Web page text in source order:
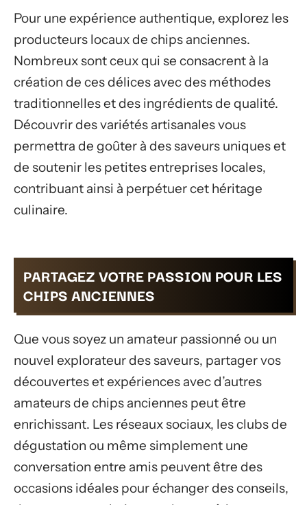
Pour une expérience authentique, explorez les
producteurs locaux de chips anciennes.
Nombreux sont ceux qui se consacrent à la
création de ces délices avec des méthodes
traditionnelles et des ingrédients de qualité.
Découvrir des variétés artisanales vous
permettra de goûter à des saveurs uniques et
de soutenir les petites entreprises locales,
contribuant ainsi à perpétuer cet héritage
culinaire.
PARTAGEZ VOTRE PASSION POUR LES
CHIPS ANCIENNES
Que vous soyez un amateur passionné ou un
nouvel explorateur des saveurs, partager vos
découvertes et expériences avec d’autres
amateurs de chips anciennes peut être
enrichissant. Les réseaux sociaux, les clubs de
dégustation ou même simplement une
conversation entre amis peuvent être des
occasions idéales pour échanger des conseils,